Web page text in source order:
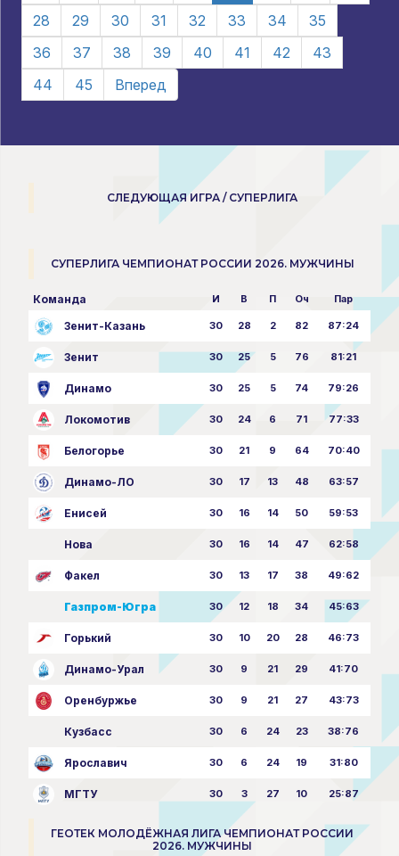
28
29 30 31 32 33 34
35
36
37 38 39 40 41 42
43
44
45 Вперед
СЛЕДУЮЩАЯ ИГРА / СУПЕРЛИГА
СУПЕРЛИГА ЧЕМПИОНАТ РОССИИ 2026. МУЖЧИНЫ
Команда И В П Оч Пар
Зенит-Казань 30 28 2 82 87:24
Зенит 30 25 5 76 81:21
Динамо 30 25 5 74 79:26
Локомотив 30 24 6 71 77:33
Белогорье 30 21 9 64 70:40
Динамо-ЛО 30 17 13 48 63:57
Енисей 30 16 14 50 59:53
Нова 30 16 14 47 62:58
Факел 30 13 17 38 49:62
Газпром-Югра 30 12 18 34 45:63
Горький 30 10 20 28 46:73
Динамо-Урал 30 9 21 29 41:70
Оренбуржье 30 9 21 27 43:73
Кузбасс 30 6 24 23 38:76
Ярославич 30 6 24 19 31:80
МГТУ 30 3 27 10 25:87
ГЕОТЕК МОЛОДЁЖНАЯ ЛИГА ЧЕМПИОНАТ РОССИИ
2026. МУЖЧИНЫ